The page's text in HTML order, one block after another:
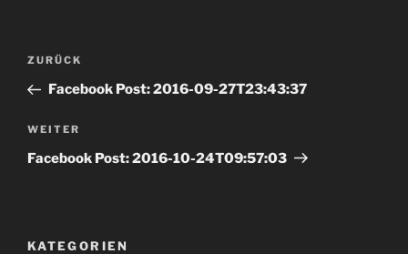
Beitrags-
Vorheriger
Beitrag
ZURÜCK
Facebook Post: 2016-09-27T23:43:37
Nächster
Beitrag
WEITER
Facebook Post: 2016-10-24T09:57:03
KATEGORIEN